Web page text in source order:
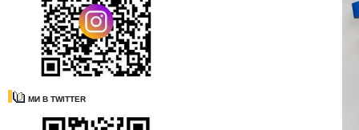
МИ В TWITTER